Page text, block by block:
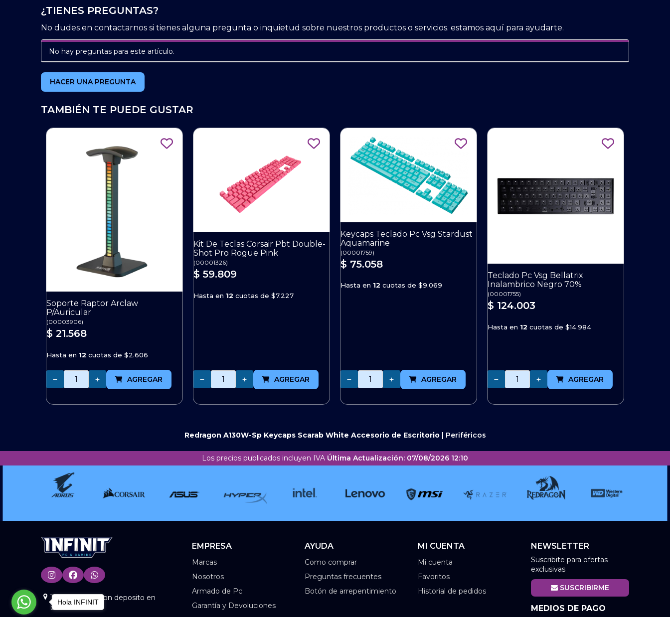
¿TIENES PREGUNTAS?
No dudes en contactarnos si tienes alguna pregunta o inquietud sobre nuestros productos o servicios. estamos aquí para ayudarte.
No hay preguntas para este artículo.
HACER UNA PREGUNTA
TAMBIÉN TE PUEDE GUSTAR
Soporte Raptor Arclaw
P/Auricular
(00003906)
$ 21.568
Hasta en 12 cuotas de$2.606
AGREGAR
Kit De Teclas Corsair Pbt Double-
Shot Pro Rogue Pink
(00001326)
$ 59.809
Hasta en 12 cuotas de$7.227
AGREGAR
Keycaps Teclado Pc Vsg Stardust
Aquamarine
(00001759)
$ 75.058
Hasta en 12 cuotas de $9.069
AGREGAR
Teclado Pc Vsg Bellatrix
Inalambrico Negro 70%
(00001755)
$ 124.003
Hasta en 12 cuotas de $14.984
AGREGAR
Redragon A130W-Sp Keycaps Scarab White Accesorio de Escritorio| Periféricos
Los precios publicados incluyen IVA Última Actualización: 07/08/2026 12:10
Tienda Online con deposito en
BS.AS
EMPRESA
Marcas
Nosotros
Armado de Pc
Garantía y Devoluciones
AYUDA
Como comprar
Preguntas frecuentes
Botón de arrepentimiento
MI CUENTA
Mi cuenta
Favoritos
Historial de pedidos
NEWSLETTER
Suscribite para ofertas
exclusivas
SUSCRIBIRME
MEDIOS DE PAGO
Hola INFINIT